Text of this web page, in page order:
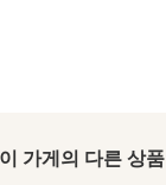
이 가게의 다른 상품